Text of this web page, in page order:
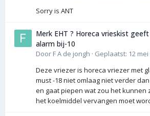
Sorry is ANT
Merk EHT ? Horeca vrieskist
alarm bij-10
Door F A de jongh · Geplaatst: 12 mei
Deze vriezer is horeca vriezer met
must -18 niet omlaag niet verder
en gaat piepen wat zou het kunnen
het koelmiddel vervangen moet